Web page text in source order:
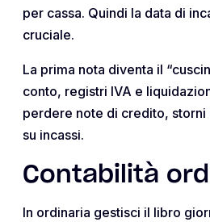
per cassa. Quindi la data di
cruciale.
La prima nota diventa il
conto, registri IVA e
perdere note di credito, storni
su incassi.
Contabilità
In ordinaria gestisci il libro